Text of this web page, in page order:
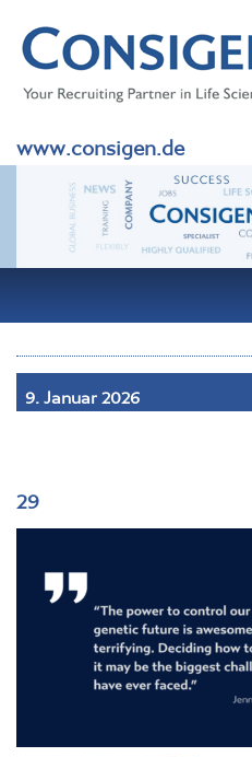
www.consigen.de
9. Januar 2026
29